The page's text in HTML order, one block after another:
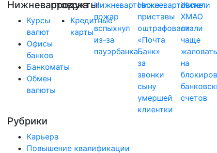
Нижневартовска
Курсы
валют
Офисы
банков
Банкоматы
Обмен
валюты
продукты
Кредитные
карты
Нижневартовске
пожар
вспыхнул
из-за
пауэрбанка
Нижневартовске
приставы
оштрафовали
«Почта
Банк»
за
звонки
сыну
умершей
клиентки
Жители
ХМАО
стали
чаще
на
счетов
Рубрики
Карьера
Повышение квалификации